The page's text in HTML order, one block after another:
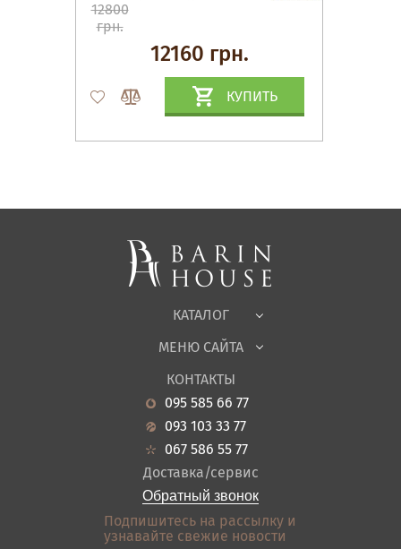
12800
грн.
12160 грн.
КУПИТЬ
КАТАЛОГ
Спальни, Кровати
Корпусная мебель
Офисная мебель
Садовая мебель
Гостиная
Кухня
Прихожие
Ванная
Акции
МЕНЮ САЙТА
О нас
Новости
Гарантия
Кредит
Оплата и доставка
Отзывы
Контакты
Карта сайта
КОНТАКТЫ
095 585 66 77
093 103 33 77
067 586 55 77
Доставка/сервис
Обратный звонок
Подпишитесь на рассылку и
узнавайте свежие новости